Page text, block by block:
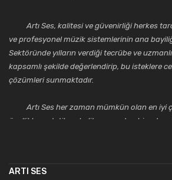
Artı Ses, kalitesi ve güvenirliği herkes
ve profesyonel müzik sistemlerinin ana
Sektöründe yılların verdiği tecrübe ve
kapsamlı şekilde değerlendirip, bu isteklere
çözümleri sunmaktadır.
Artı Ses her zaman mümkün olan en iyi
özellikler, estetik ve kalite açısından bir adım
saygıdeğer yerini kazanmıştır.
ARTI SES